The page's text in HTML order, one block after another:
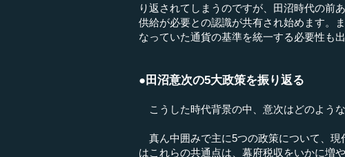
り返されてしまうのですが、田沼時代の前
供給が必要との認識が共有され始めます。
なっていた通貨の基準を統一する必要性も出
●田沼意次の5大政策を振り返る
こうした時代背景の中、意次はどのよう
真ん中囲みで主に5つの政策について、現
はこれらの共通点は、幕府税収をいかに増